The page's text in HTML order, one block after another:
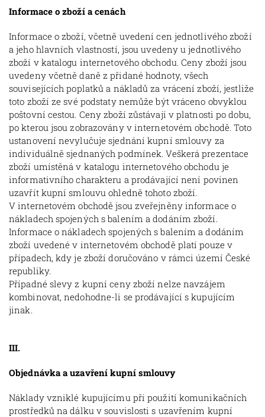
Informace o zboží a cenách
Informace o zboží, včetně uvedení cen jednotlivého zboží
a jeho hlavních vlastností, jsou uvedeny u jednotlivého
zboží v katalogu internetového obchodu. Ceny zboží jsou
uvedeny včetně daně z přidané hodnoty, všech
souvisejících poplatků a nákladů za vrácení zboží, jestliže
toto zboží ze své podstaty nemůže být vráceno obvyklou
poštovní cestou. Ceny zboží zůstávají v platnosti po dobu,
po kterou jsou zobrazovány v internetovém obchodě. Toto
ustanovení nevylučuje sjednání kupní smlouvy za
individuálně sjednaných podmínek. Veškerá prezentace
zboží umístěná v katalogu internetového obchodu je
informativního charakteru a prodávající není povinen
uzavřít kupní smlouvu ohledně tohoto zboží.
V internetovém obchodě jsou zveřejněny informace o
nákladech spojených s balením a dodáním zboží.
Informace o nákladech spojených s balením a dodáním
zboží uvedené v internetovém obchodě platí pouze v
případech, kdy je zboží doručováno v rámci území České
republiky.
Případné slevy z kupní ceny zboží nelze navzájem
kombinovat, nedohodne-li se prodávající s kupujícím
jinak.
III.
Objednávka a uzavření kupní smlouvy
Náklady vzniklé kupujícímu při použití komunikačních
prostředků na dálku v souvislosti s uzavřením kupní